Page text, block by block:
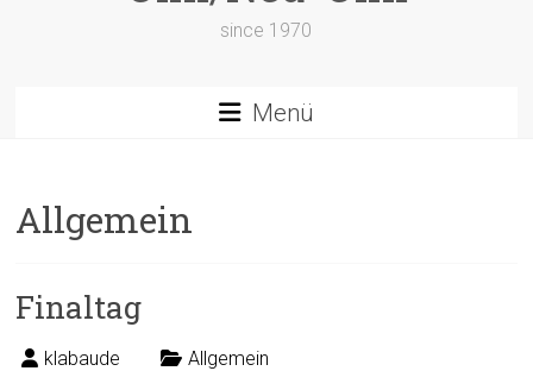
since 1970
Menü
Allgemein
Finaltag
klabaude Allgemein